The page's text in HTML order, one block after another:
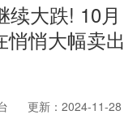
续大跌! 10月
悄大幅卖出
更新：2024-11-28